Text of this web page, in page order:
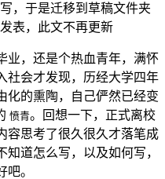
，于是迁移到草稿文件夹
表，此文不再更新
业，还是个热血青年，满怀
社会才发现，历经大学四年
化的熏陶，自己俨然已经变
愤青。回想一下，正式离校
容思考了很久很久才落笔成
道怎么写，以及如何写，
。